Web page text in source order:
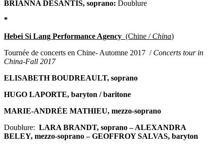
BRIANNA DESANTIS, soprano: Doublure
*
Hebei Si Lang Performance Agency (Chine / China)
Tournée de concerts en Chine- Automne 2017 / Concerts tour in
China-Fall 2017
ELISABETH BOUDREAULT, soprano
HUGO LAPORTE, baryton / baritone
MARIE-ANDRÉE MATHIEU, mezzo-soprano
Doublure: LARA BRANDT, soprano – ALEXANDRA
BELEY, mezzo-soprano –GEOFFROY SALVAS, baryton